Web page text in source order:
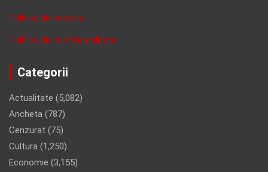
Politica de cookies
Politica de confidentalitate
Categorii
Actualitate (5,082)
Ancheta (787)
Cenzurat (75)
Cultura (1,250)
Economie (3,155)